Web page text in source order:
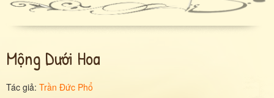
Mộng Dưới Hoa
Tác giả: Trần Đức Phổ